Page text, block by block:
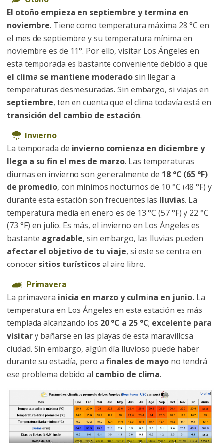
El otoño empieza en septiembre y termina en
noviembre. Tiene como temperatura máxima 28 °C en
el mes de septiembre y su temperatura mínima en
noviembre es de 11°. Por ello, visitar Los Ángeles en
esta temporada es bastante conveniente debido a que
el clima se mantiene moderadosin llegar a
temperaturas desmesuradas. Sin embargo, si viajas en
septiembre, ten en cuenta que el clima todavía está en
transición del cambio de estación.
Invierno
La temporada de invierno comienza en diciembre y
llega a su fin el mes de marzo. Las temperaturas
diurnas en invierno son generalmente de 18 °C (65 °F)
de promedio, con mínimos nocturnos de 10 °C (48 °F) y
durante esta estación son frecuentes las lluvias. La
temperatura media en enero es de 13 °C (57 °F) y 22 °C
(73 °F) en julio. Es más, el invierno en Los Ángeles es
bastante agradable, sin embargo, las lluvias pueden
afectar el objetivo de tu viaje, si este se centra en
conocer sitios turísticosal aire libre.
Primavera
La primavera inicia en marzo y culmina en junio. La
temperatura en Los Ángeles en esta estación es más
templada alcanzando los 20 °C a 25 °C; excelente para
visitary bañarse en las playas de esta maravillosa
ciudad. Sin embargo, algún día lluvioso puede haber
durante su estadía, pero a finales de mayo no tendrá
ese problema debido al cambio de clima.